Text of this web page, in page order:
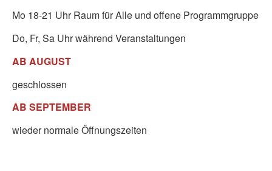
Mo 18-21 Uhr Raum für Alle und offene Programmgruppe
Do, Fr, Sa Uhr während Veranstaltungen
AB AUGUST
geschlossen
AB SEPTEMBER
wieder normale Öffnungszeiten